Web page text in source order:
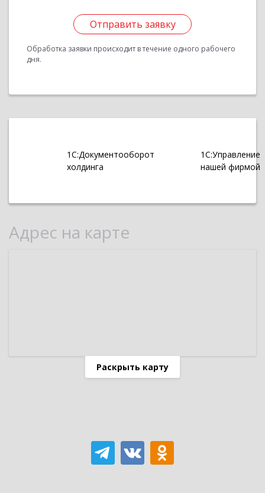
Отправить заявку
Обработка заявки происходит в течение одного рабочего
дня.
1С:Документооборот
холдинга
1С:Управление
нашей фирмой
Адрес на карте
Раскрыть карту